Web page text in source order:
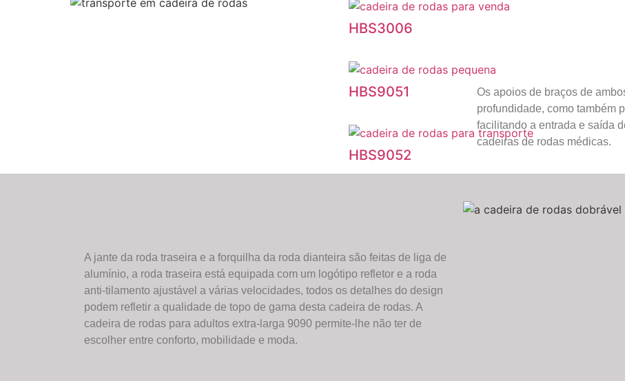
HBS3006
HBS9051
HBS9052
HBS9061
Os apoios de braços de
profundidade, como também
facilitando a entrada e saída
cadeiras de rodas médicas.
A jante da roda traseira e a forquilha da roda dianteira são feitas de liga de
alumínio, a roda traseira está equipada com um logótipo refletor e a roda
anti-tilamento ajustável a várias velocidades, todos os detalhes do design
podem refletir a qualidade de topo de gama desta cadeira de rodas. A
cadeira de rodas para adultos extra-larga 9090 permite-lhe não ter de
escolher entre conforto, mobilidade e moda.